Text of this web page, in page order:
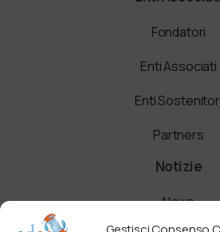
Fondatori
Enti Associati
Enti
Partners
Notizie
News